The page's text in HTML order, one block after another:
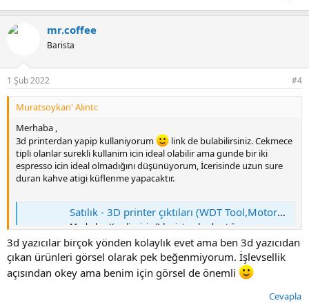
mr.coffee
Barista
1 Şub 2022 #4
Muratsoykan' Alıntı:
Merhaba ,
3d printerdan yapip kullaniyorum
link de bulabilirsiniz. Cekmece
tipli olanlar surekli kullanim icin ideal olabilir ama gunde bir iki
espresso icin ideal olmadığını düşünüyorum, İcerisinde uzun sure
duran kahve atigi küflenme yapacaktır.
Satılık - 3D printer çıktıları (WDT Tool,Motordante,Knock box, Lelit Bianca ,DF64,funnel,ayarlı tamper ve leveler)
Merhaba, Kendim için 3d printer dan bastığım
ekipmanları paylaşıyorum, baskı almak isteyen olursa
makul ücret karşılığı yapabilirim Baskı malzemesi olarak
gıdaya uygun PLA maddesi kullanmaktayım. Thingiverse
sitesinden hazır çizimler veya harici bir çizim de
yapabilirim. Ürünler için shoppier...
3d yazıcılar birçok yönden kolaylık evet ama ben 3d yazıcıdan
çıkan ürünleri görsel olarak pek beğenmiyorum. İşlevsellik
açısından okey ama benim için görsel de önemli
Cevapla